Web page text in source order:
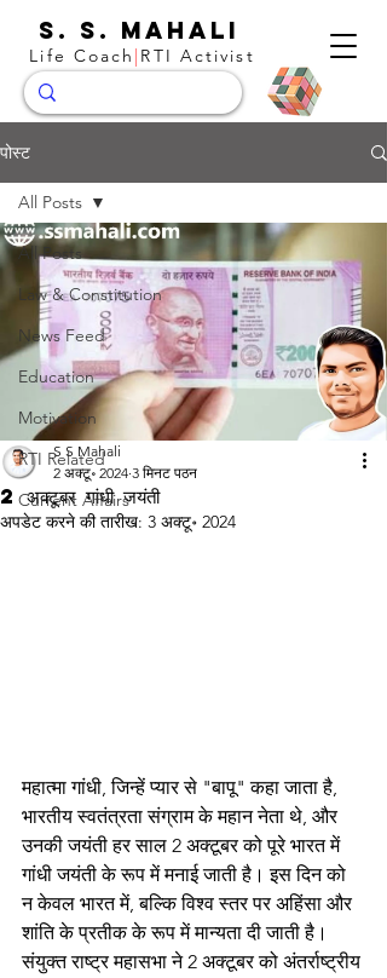
S. S. Mahali
Life Coach | RTI Activist
पोस्ट
All Posts
Law & Constitution
News Feed
Education
Motivation
RTI Related
Current Affairs
All Posts
2 अक्टूबर गांधी जयंती
S S Mahali
2 अक्टू॰ 2024 3 मिनट पठन
अपडेट करने की तारीख: 3 अक्टू॰ 2024
महात्मा गांधी, जिन्हें प्यार से "बापू" कहा जाता है,
भारतीय स्वतंत्रता संग्राम के महान नेता थे, और
उनकी जयंती हर साल 2 अक्टूबर को पूरे भारत में
गांधी जयंती के रूप में मनाई जाती है। इस दिन को
न केवल भारत में, बल्कि विश्व स्तर पर अहिंसा और
शांति के प्रतीक के रूप में मान्यता दी जाती है।
संयुक्त राष्ट्र महासभा ने 2 अक्टूबर को अंतर्राष्ट्रीय